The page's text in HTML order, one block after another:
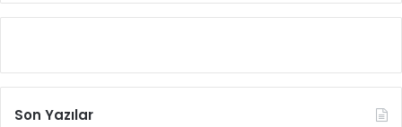
Son Yazılar